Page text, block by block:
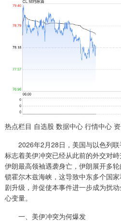
热点栏目 自选股 数据中心 行情中心
2026年2月28日，美国与以色列联
标志着美伊冲突已经从此前的外交对
伊朗最高领袖遇袭身亡，伊朗展开多
锁霍尔木兹海峡，这导致中东多个国
剧升级，并促使本事件进一步成为扰
心变量。
一、美伊冲突为何爆发